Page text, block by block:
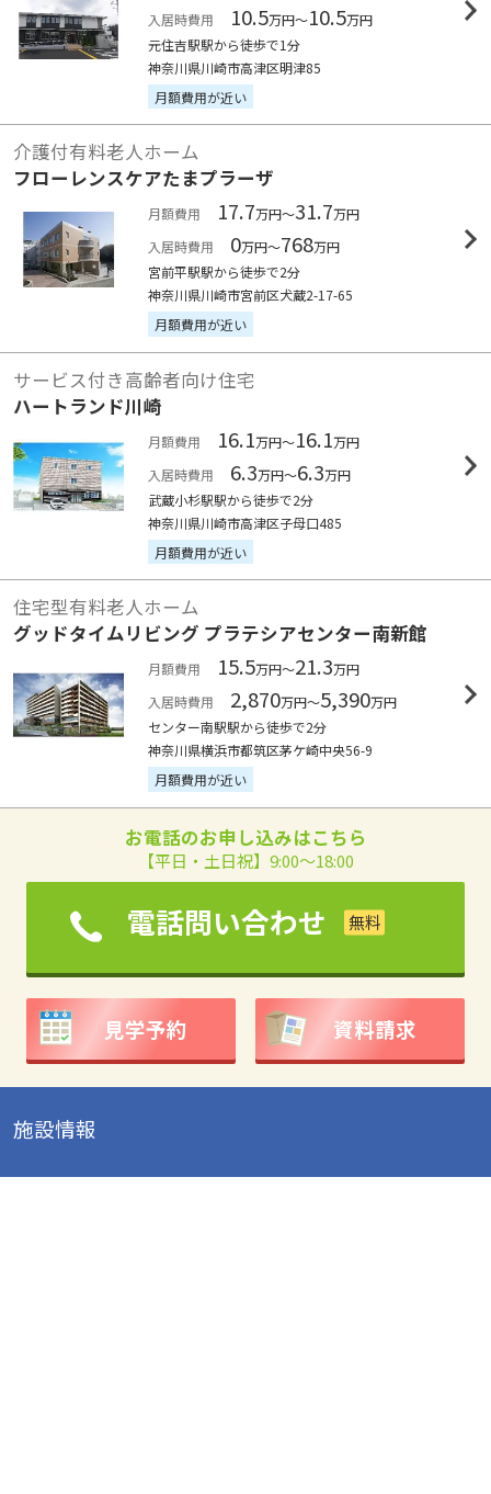
入居時費用
10.5万円～10.5万円
元住吉駅駅から徒歩で1分
神奈川県川崎市高津区明津85
月額費用が近い
介護付有料老人ホーム
フローレンスケアたまプラーザ
月額費用 17.7万円～31.7万円
入居時費用
0万円～768万円
宮前平駅駅から徒歩で2分
神奈川県川崎市宮前区犬蔵2-17-65
月額費用が近い
サービス付き高齢者向け住宅
ハートランド川崎
月額費用 16.1万円～16.1万円
入居時費用
6.3万円～6.3万円
武蔵小杉駅駅から徒歩で2分
神奈川県川崎市高津区子母口485
月額費用が近い
住宅型有料老人ホーム
グッドタイムリビング プラテシアセンター南新館
月額費用 15.5万円～21.3万円
入居時費用
2,870万円～5,390万円
センター南駅駅から徒歩で2分
神奈川県横浜市都筑区茅ケ崎中央56-9
月額費用が近い
お電話のお申し込みはこちら
【平日・土日祝】9:00～18:00
電話問い合わせ
見学予約 資料請求
施設情報